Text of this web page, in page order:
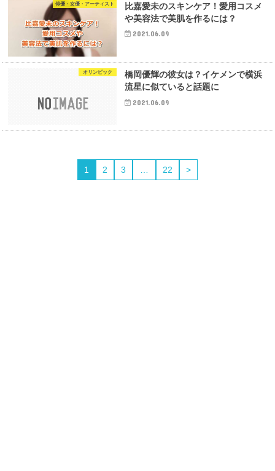
俳優・女優・アーティスト
比嘉愛未のスキンケア！愛用コスメ
や美容法で美肌を作るには？
2021.06.09
オリンピック
橋岡優輝の彼女は？イケメンで横浜
流星に似ていると話題に
2021.06.09
1 2 3 22 >